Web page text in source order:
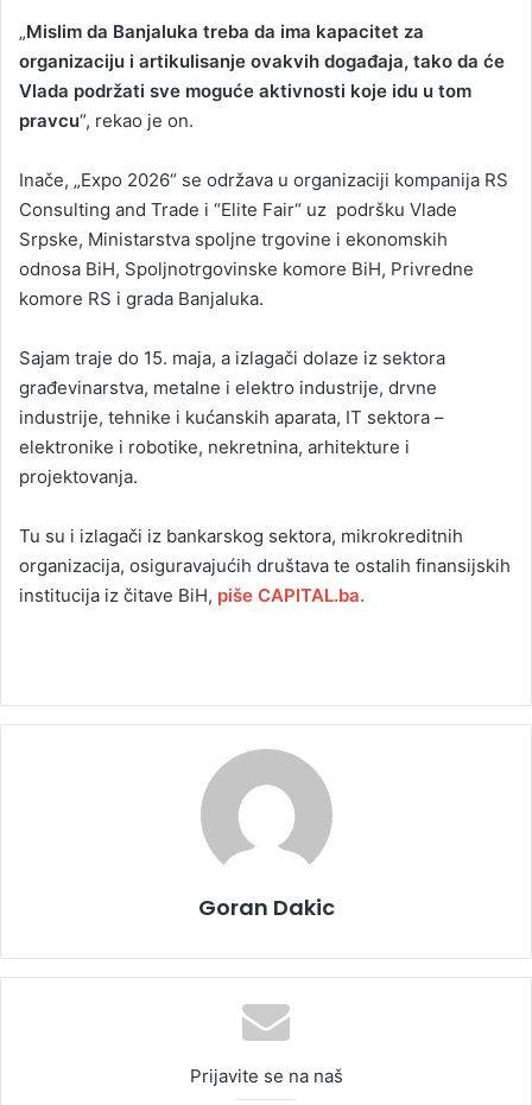
„Mislim da Banjaluka treba da ima kapacitet za
organizaciju i artikulisanje ovakvih događaja, tako da će
Vlada podržati sve moguće aktivnosti koje idu u tom
pravcu“, rekao je on.
Inače, „Expo 2026“ se održava u organizaciji kompanija RS
Consulting and Trade i “Elite Fair“ uz podršku Vlade
Srpske, Ministarstva spoljne trgovine i ekonomskih
odnosa BiH, Spoljnotrgovinske komore BiH, Privredne
komore RS i grada Banjaluka.
Sajam traje do 15. maja, a izlagači dolaze iz sektora
građevinarstva, metalne i elektro industrije, drvne
industrije, tehnike i kućanskih aparata, IT sektora –
elektronike i robotike, nekretnina, arhitekture i
projektovanja.
Tu su i izlagači iz bankarskog sektora, mikrokreditnih
organizacija, osiguravajućih društava te ostalih finansijskih
institucija iz čitave BiH, piše CAPITAL.ba.
Goran Dakic
Prijavite se na naš